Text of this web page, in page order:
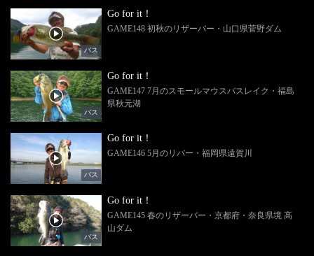
バス
Go for it！
GAME148 初秋のリザーバー・山口県菅野ダム
バス
Go for it！
GAME147 7月のスモールマウスバスレイク・福島
県秋元湖
バス
Go for it！
GAME146 5月のリバー・福岡県遠賀川
バス
Go for it！
GAME145 春のリザーバー・京都府・奈良県境 高
山ダム